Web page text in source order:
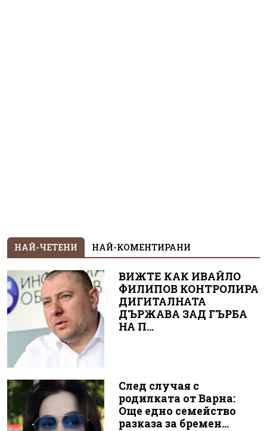
НАЙ-ЧЕТЕНИ НАЙ-КОМЕНТИРАНИ
ВИЖТЕ КАК ИВАЙЛО
ФИЛИПОВ КОНТРОЛИРА
ДИГИТАЛНАТА
ДЪРЖАВА ЗАД ГЪРБА
НА П...
След случая с
родилката от Варна:
Още едно семейство
разказа за бремен...